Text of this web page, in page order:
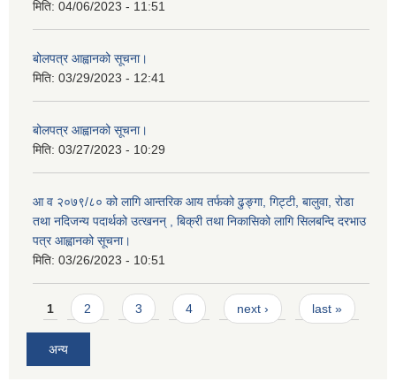
मिति: 04/06/2023 - 11:51
बोलपत्र आह्वानको सूचना।
मिति: 03/29/2023 - 12:41
बोलपत्र आह्वानको सूचना।
मिति: 03/27/2023 - 10:29
आ व २०७९/८० को लागि आन्तरिक आय तर्फको ढुङ्गा, गिट्टी, बालुवा, रोडा
तथा नदिजन्य पदार्थको उत्खनन् , बिक्री तथा निकासिको लागि सिलबन्दि दरभाउ
पत्र आह्वानको सूचना।
मिति: 03/26/2023 - 10:51
Pages
1 2 3 4 next › last »
अन्य